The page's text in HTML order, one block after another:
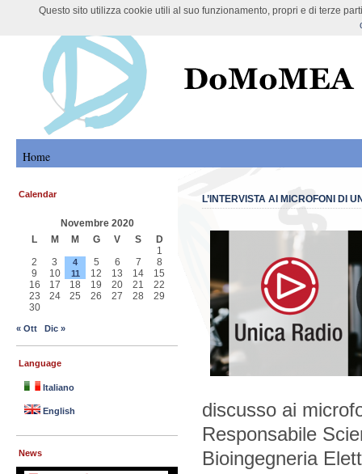
DoMoMEA Project
Home
L’INTERVISTA AI MICROFONI DI
discusso ai
Responsabile
Bioingegneria
Calendar
Novembre 2020
L
M M G V S
D
1
2
3 4 5 6 7
8
9
10 11 12 13 14
15
16
17 18 19 20 21
22
23
24 25 26 27 28
29
30
« Ott Dic »
Language
Italiano
English
News
Questo sito utilizza cookie utili al suo funzionamento, propri e di terze